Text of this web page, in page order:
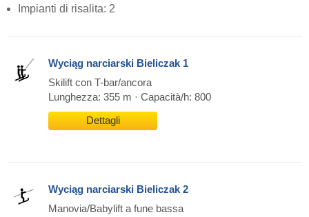
Impianti di risalita: 2
Wyciąg narciarski Bieliczak 1
Skilift con T-bar/ancora
Lunghezza: 355 m · Capacità/h: 800
Dettagli
Wyciąg narciarski Bieliczak 2
Manovia/Babylift a fune bassa